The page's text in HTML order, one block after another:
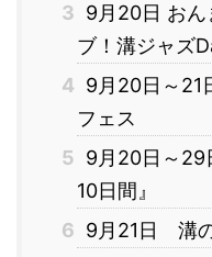
3 9月20日 おん
ブ！溝ジャズ
4 9月20日～
フェス
5 9月20日～29
10日間』
6 9月21日 溝